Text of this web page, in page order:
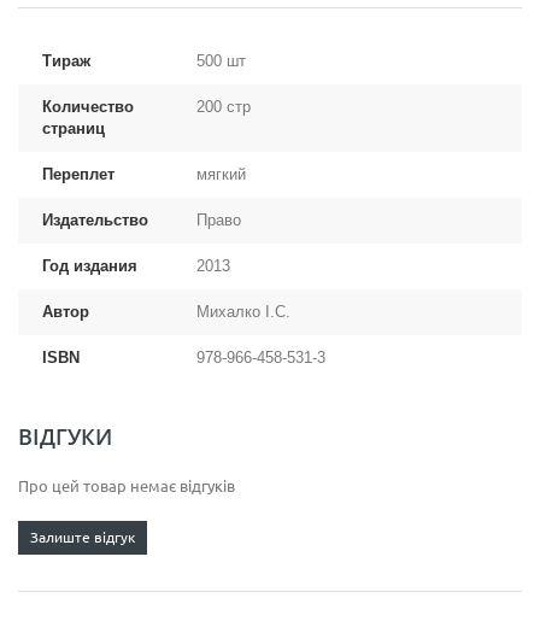
Тираж 500 шт
Количество
страниц
200 стр
Переплет мягкий
Издательство Право
Год издания 2013
Автор Михалко І.С.
ISBN 978-966-458-531-3
ВІДГУКИ
Про цей товар немає відгуків
Залиште відгук